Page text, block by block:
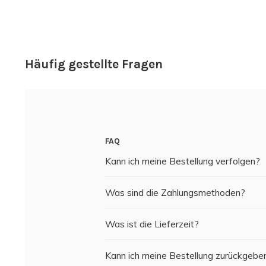
Häufig gestellte Fragen
FAQ
Kann ich meine Bestellung verfolgen?
Was sind die Zahlungsmethoden?
Was ist die Lieferzeit?
Kann ich meine Bestellung